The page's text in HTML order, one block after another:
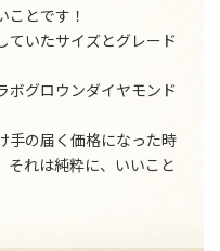
ことです！
ていたサイズとグレード
ボグロウンダイヤモンド
手の届く価格になった時
それは純粋に、いいこと